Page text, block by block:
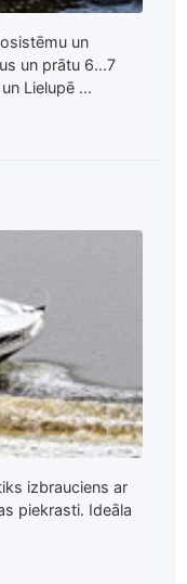
un
un prātu 6...7
Lielupē ...
izbrauciens ar
piekrasti. Ideāla